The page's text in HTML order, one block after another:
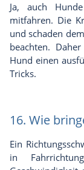
Ja, auch
mitfahren. Die
und schaden
beachten.
Hund einen
Tricks.
16. Wie
Ein
in